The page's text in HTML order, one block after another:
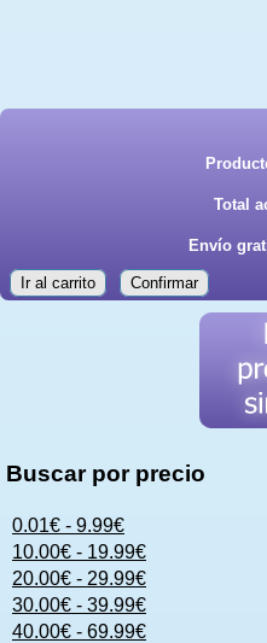
Total
Envío
Ir al carrito Confirmar
Buscar por precio
0.01€ - 9.99€
10.00€ - 19.99€
20.00€ - 29.99€
30.00€ - 39.99€
40.00€ - 69.99€